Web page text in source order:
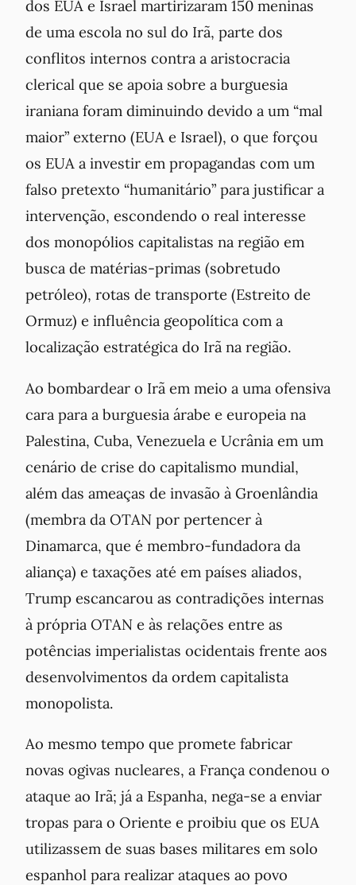
dos EUA e Israel martirizaram 150 meninas
de uma escola no sul do Irã, parte dos
conflitos internos contra a aristocracia
clerical que se apoia sobre a burguesia
iraniana foram diminuindo devido a um “mal
maior” externo (EUA e Israel), o que forçou
os EUA a investir em propagandas com um
falso pretexto “humanitário” para justificar a
intervenção, escondendo o real interesse
dos monopólios capitalistas na região em
busca de matérias-primas (sobretudo
petróleo), rotas de transporte (Estreito de
Ormuz) e influência geopolítica com a
localização estratégica do Irã na região.
Ao bombardear o Irã em meio a uma ofensiva
cara para a burguesia árabe e europeia na
Palestina, Cuba, Venezuela e Ucrânia em um
cenário de crise do capitalismo mundial,
além das ameaças de invasão à Groenlândia
(membra da OTAN por pertencer à
Dinamarca, que é membro-fundadora da
aliança) e taxações até em países aliados,
Trump escancarou as contradições internas
à própria OTAN e às relações entre as
potências imperialistas ocidentais frente aos
desenvolvimentos da ordem capitalista
monopolista.
Ao mesmo tempo que promete fabricar
novas ogivas nucleares, a França condenou o
ataque ao Irã; já a Espanha, nega-se a enviar
tropas para o Oriente e proibiu que os EUA
utilizassem de suas bases militares em solo
espanhol para realizar ataques ao povo